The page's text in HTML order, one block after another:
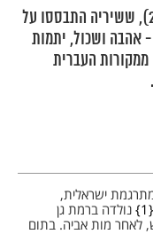
משוררת ומתרגמת ישראלית (המאה ה-20), ששיריה התבססו על
אהבה ושכול, יתמות
ממקורות העברית
– משוררת ומתרגמת ישראלית,
1 נולדה ברמת גן
לאחר מות אביה. בתום